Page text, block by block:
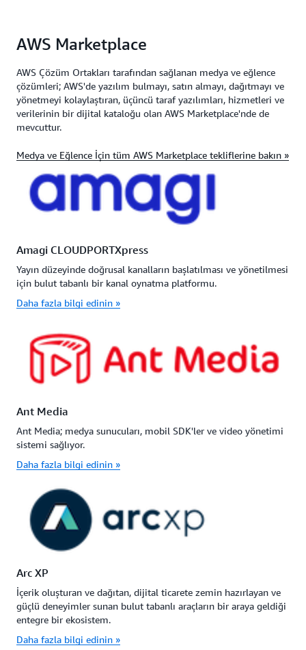
AWS Marketplace
AWS Çözüm Ortakları tarafından sağlanan medya ve eğlence
çözümleri; AWS'de yazılım bulmayı, satın almayı, dağıtmayı ve
yönetmeyi kolaylaştıran, üçüncü taraf yazılımları, hizmetleri ve
verilerinin bir dijital kataloğu olan AWS Marketplace'nde de
mevcuttur.
Medya ve Eğlence İçin tüm AWS Marketplace tekliflerine bakın »
Amagi CLOUDPORTXpress
Yayın düzeyinde doğrusal kanalların başlatılması ve yönetilmesi
için bulut tabanlı bir kanal oynatma platformu.
Daha fazla bilgi edinin »
Ant Media
Ant Media; medya sunucuları, mobil SDK'ler ve video yönetimi
sistemi sağlıyor.
Daha fazla bilgi edinin »
Arc XP
İçerik oluşturan ve dağıtan, dijital ticarete zemin hazırlayan ve
güçlü deneyimler sunan bulut tabanlı araçların bir araya geldiği
entegre bir ekosistem.
Daha fazla bilgi edinin »